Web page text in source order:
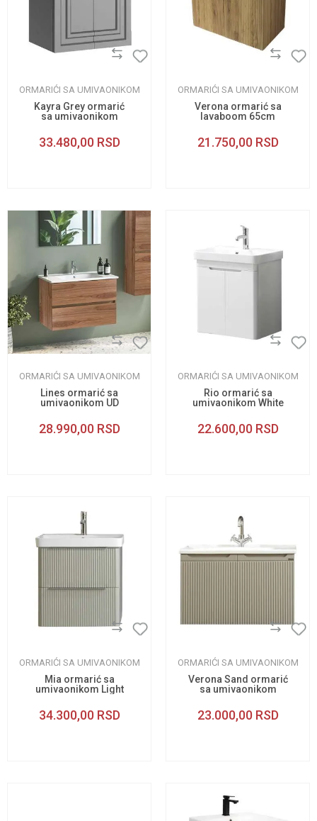
ORMARIĆI SA UMIVAONIKOM
Kayra Grey ormarić
sa umivaonikom
33.480,00 RSD
ORMARIĆI SA UMIVAONIKOM
Verona ormarić sa
lavaboom 65cm
21.750,00 RSD
ORMARIĆI SA UMIVAONIKOM
Lines ormarić sa
umivaonikom UD
28.990,00 RSD
ORMARIĆI SA UMIVAONIKOM
Rio ormarić sa
umivaonikom White
22.600,00 RSD
ORMARIĆI SA UMIVAONIKOM
Mia ormarić sa
umivaonikom Light
34.300,00 RSD
ORMARIĆI SA UMIVAONIKOM
Verona Sand ormarić
sa umivaonikom
23.000,00 RSD